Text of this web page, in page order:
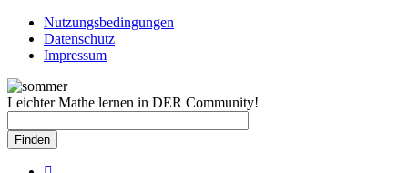
Direkt
zum
Inhalt
Rechtlicher
Schnellzugriff
Nutzungsbedingungen
Datenschutz
Impressum
Leichter Mathe lernen in DER Community!